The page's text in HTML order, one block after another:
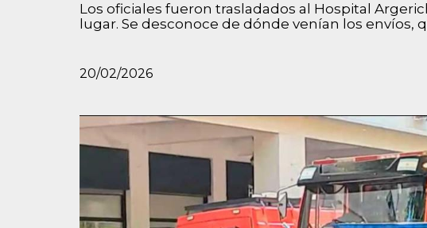
Los oficiales fueron trasladados al Hospital
lugar. Se desconoce de dónde venían los envíos,
20/02/2026